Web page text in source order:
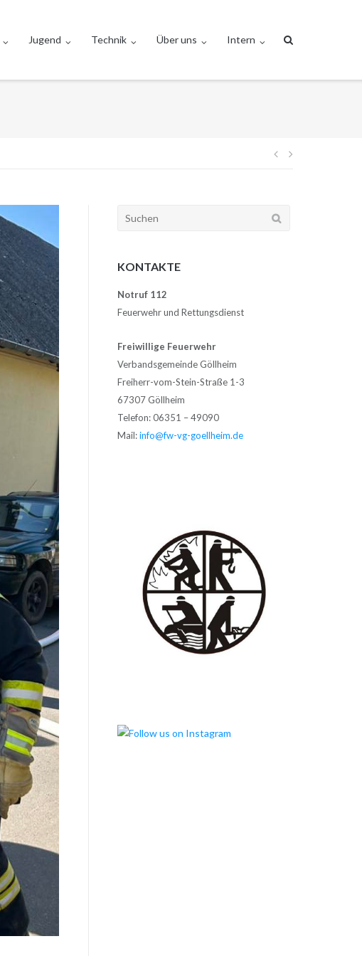
Jugend Technik Über uns Intern
Suchen
KONTAKTE
Notruf 112
Feuerwehr und Rettungsdienst
Freiwillige Feuerwehr
Verbandsgemeinde Göllheim
Freiherr-vom-Stein-Straße 1-3
67307 Göllheim
Telefon: 06351 – 49090
Mail:info@fw-vg-goellheim.de